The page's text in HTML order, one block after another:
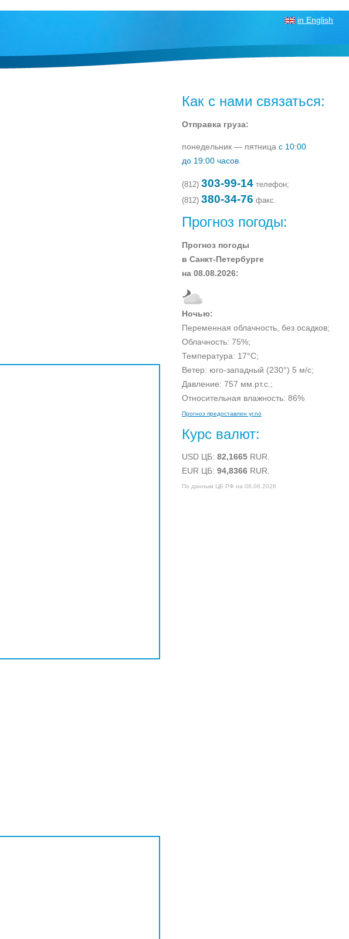
Как с нами связаться:
Отправка груза:
понедельник — пятницас 10:00
до 19:00 часов
(812)303-99-14 телефон;
(812)380-34-76 факс.
Прогноз погоды:
Прогноз погоды
в Санкт-Петербурге
на08.08.2026:
Ночью:
Переменная облачность, без осадков;
Облачность:75%;
Температура: 17°C;
Ветер: юго-западный (230°) 5 м/с;
Давление: 757 мм.рт.с.;
Относительная влажность:86%
Прогноз предоставлен yr.no
Курс валют:
USD ЦБ:82,1665 RUR.
EUR ЦБ:94,8366 RUR.
По данным ЦБ РФ на 08.08.2026
in English